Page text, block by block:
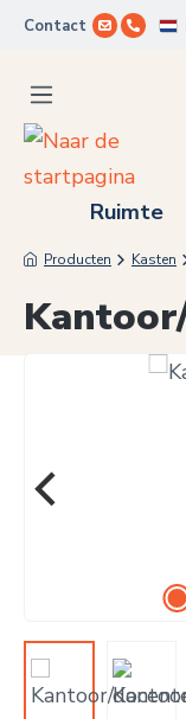
Ga naar de
Contact
Ruimte
Producten Kasten